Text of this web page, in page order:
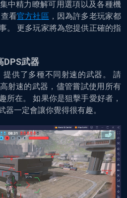
中精力瞭解可用選項以及各種機
看官方社區 ，因為許多老玩家都
。 更多玩家將為您提供正確的指
DPS武器
提供了多種不同射速的武器。 請
射速的武器，儘管嘗試使用所有
所在。 如果你是狙擊手愛好者，
一定會讓你覺得很有趣。